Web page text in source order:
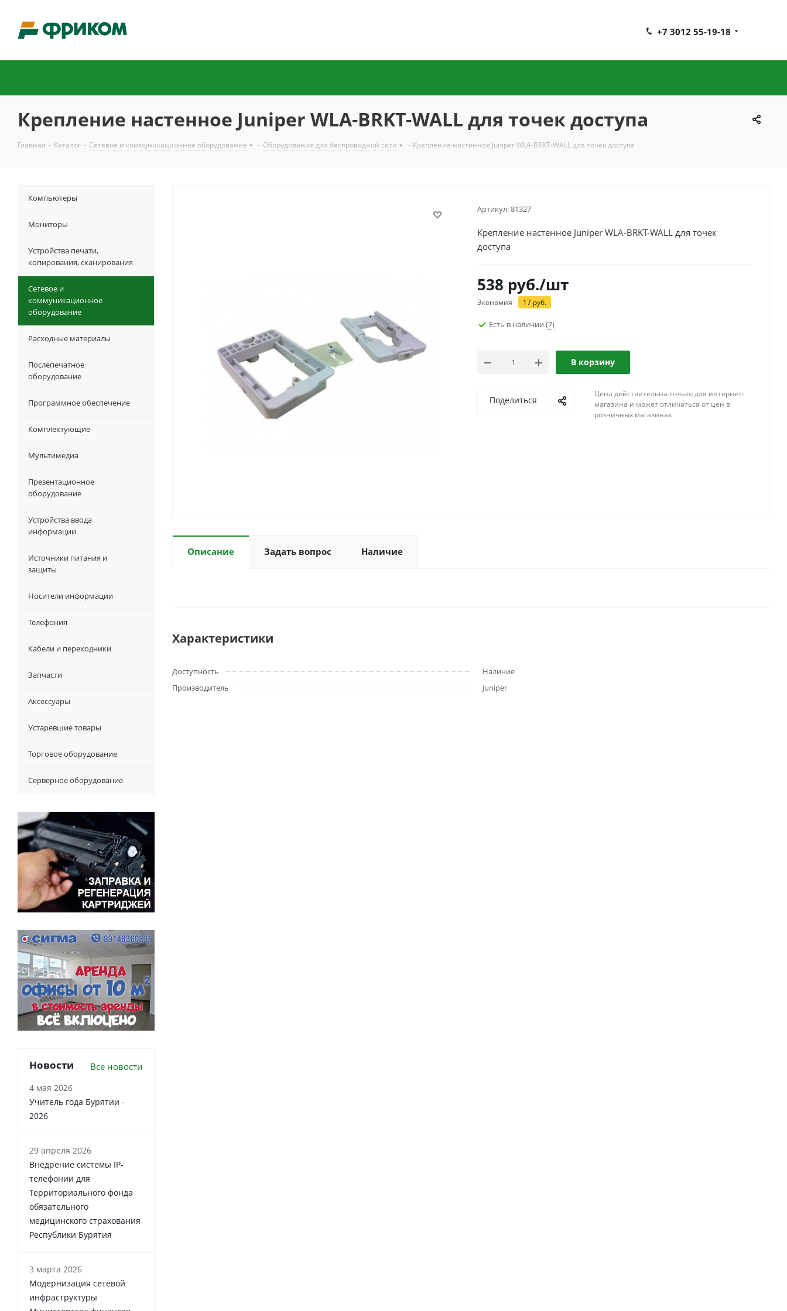
+7 3012 55-19-18
Крепление настенное Juniper WLA-BRKT-WALL для точек доступа
Главная - Каталог - Сетевое и коммуникационное оборудование - Оборудование для беспроводной сети - Крепление настенное Juniper WLA-BRKT-WALL для точек доступа
Артикул:81327
Крепление настенное Juniper WLA-BRKT-WALL для точек
доступа
538 руб./шт
Экономия 17 руб.
Есть в наличии (7)
В корзину
Поделиться
Цена действительна только для интернет-
магазина и может отличаться от цен в
розничных магазинах
Описание Задать вопрос Наличие
Характеристики
Доступность
Наличие
Производитель
Juniper
Компьютеры
Мониторы
Устройства печати,
копирования, сканирования
Сетевое и
коммуникационное
оборудование
Расходные материалы
Послепечатное
оборудование
Программное обеспечение
Комплектующие
Мультимедиа
Презентационное
оборудование
Устройства ввода
информации
Источники питания и
защиты
Носители информации
Телефония
Кабели и переходники
Запчасти
Аксессуары
Устаревшие товары
Торговое оборудование
Серверное оборудование
Новости Все новости
4 мая 2026
Учитель года Бурятии -
2026
29 апреля 2026
Внедрение системы IP-
телефонии для
Территориального фонда
обязательного
медицинского страхования
Республики Бурятия
3 марта 2026
Модернизация сетевой
инфраструктуры